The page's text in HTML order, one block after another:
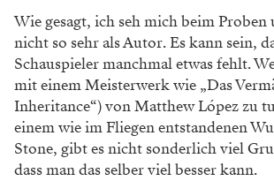
Wie gesagt, ich seh mich beim Proben
nicht so sehr als Autor. Es kann sein,
Schauspieler manchmal etwas fehlt.
mit einem Meisterwerk wie „Das
Inheritance“) von Matthew López zu
einem wie im Fliegen entstandenen
Stone, gibt es nicht sonderlich viel
dass man das selber viel besser kann.